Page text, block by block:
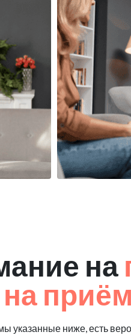
на
указанные ниже, есть